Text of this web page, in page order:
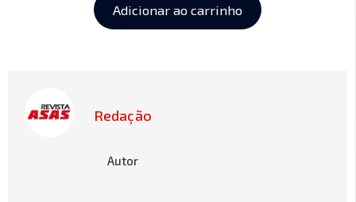
Adicionar ao carrinho
Redação
Autor